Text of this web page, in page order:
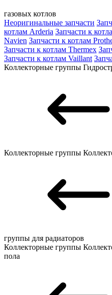
газовых котлов
Неоригинальные запчасти
котлам Arderia Запчасти к
Navien Запчасти к котлам
Запчасти к котлам Thermex
Запчасти к котлам Vaillant
Коллекторные группы
Коллекторные группы
группы для радиаторов
Коллекторные группы
пола